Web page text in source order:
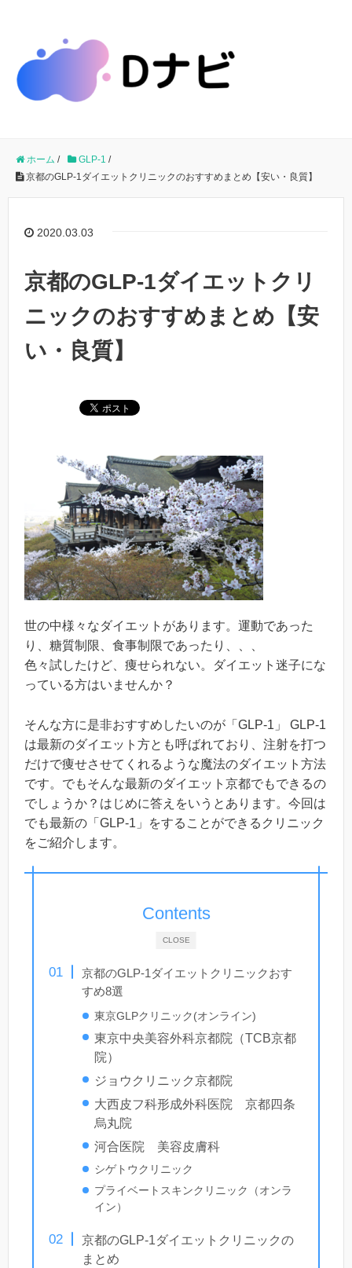
ホーム / GLP-1 /
京都のGLP-1ダイエットクリニックのおすすめまとめ【安い・良質】
2020.03.03
京都のGLP-1ダイエットクリ
ニックのおすすめまとめ【安
い・良質】
世の中様々なダイエットがあります。運動であった
り、糖質制限、食事制限であったり、、、
色々試したけど、痩せられない。ダイエット迷子にな
っている方はいませんか？
そんな方に是非おすすめしたいのが「GLP-1」 GLP-1
は最新のダイエット方とも呼ばれており、注射を打つ
だけで痩せさせてくれるような魔法のダイエット方法
です。でもそんな最新のダイエット京都でもできるの
でしょうか？はじめに答えをいうとあります。今回は
でも最新の「GLP-1」をすることができるクリニック
をご紹介します。
CLOSE
Contents
京都のGLP-1ダイエットクリニックおす
すめ8選
東京GLPクリニック(オンライン)
東京中央美容外科京都院（TCB京都
院）
ジョウクリニック京都院
大西皮フ科形成外科医院 京都四条
烏丸院
河合医院 美容皮膚科
シゲトウクリニック
プライベートスキンクリニック（オンラ
イン）
京都のGLP-1ダイエットクリニックの
まとめ